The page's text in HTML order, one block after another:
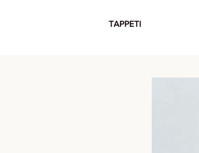
TAPPETI